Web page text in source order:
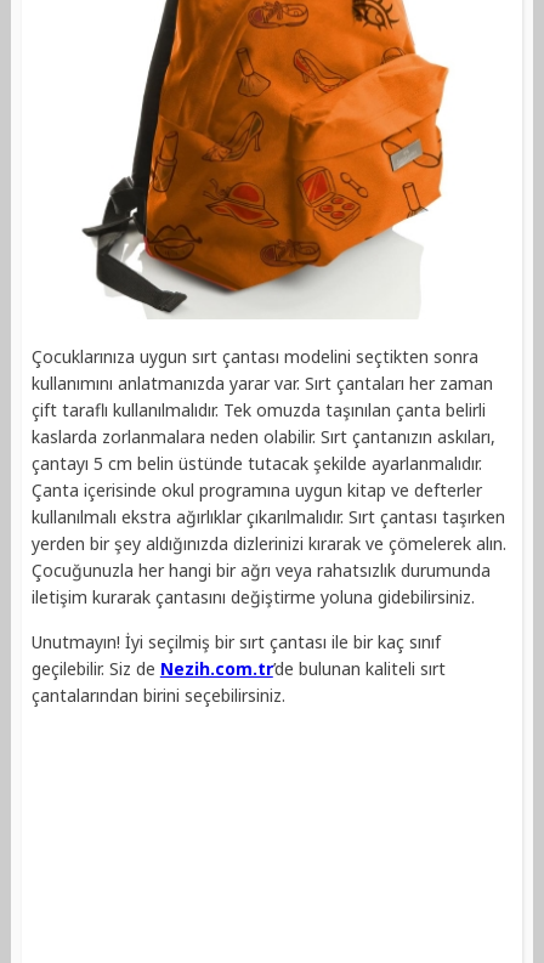
Çocuklarınıza uygun sırt çantası modelini seçtikten sonra
kullanımını anlatmanızda yarar var. Sırt çantaları her zaman
çift taraflı kullanılmalıdır. Tek omuzda taşınılan çanta belirli
kaslarda zorlanmalara neden olabilir. Sırt çantanızın askıları,
çantayı 5 cm belin üstünde tutacak şekilde ayarlanmalıdır.
Çanta içerisinde okul programına uygun kitap ve defterler
kullanılmalı ekstra ağırlıklar çıkarılmalıdır. Sırt çantası taşırken
yerden bir şey aldığınızda dizlerinizi kırarak ve çömelerek alın.
Çocuğunuzla her hangi bir ağrı veya rahatsızlık durumunda
iletişim kurarak çantasını değiştirme yoluna gidebilirsiniz.
Unutmayın! İyi seçilmiş bir sırt çantası ile bir kaç sınıf
geçilebilir. Siz de Nezih.com.tr’de bulunan kaliteli sırt
çantalarından birini seçebilirsiniz.